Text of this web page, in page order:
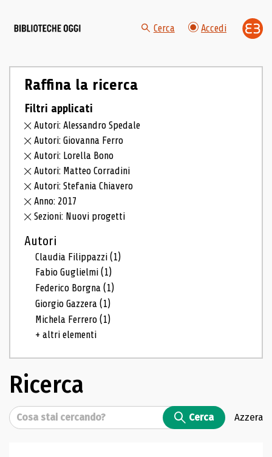
Cerca Accedi
Raffina la ricerca
Filtri applicati
Autori: Alessandro Spedale
Autori: Giovanna Ferro
Autori: Lorella Bono
Autori: Matteo Corradini
Autori: Stefania Chiavero
Anno: 2017
Sezioni: Nuovi progetti
Autori
Claudia Filippazzi(1)
Fabio Guglielmi(1)
Federico Borgna(1)
Giorgio Gazzera(1)
Michela Ferrero(1)
+ altri elementi
Ricerca
Cerca Cerca Azzera